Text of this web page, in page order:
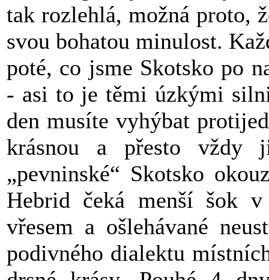
tak rozlehlá, možná proto,
svou bohatou minulost.
poté, co jsme Skotsko po
- asi to je těmi úzkými
den musíte vyhýbat
krásnou a přesto vždy
„pevninské“ Skotsko
Hebrid čeká menší šok
vřesem a ošlehávané
podivného dialektu